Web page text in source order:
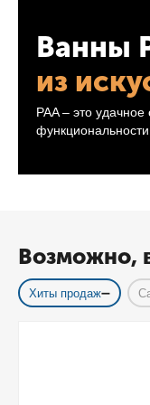
Ванны
из
PAA – это
функциональности.
Возможно,
Хиты продаж